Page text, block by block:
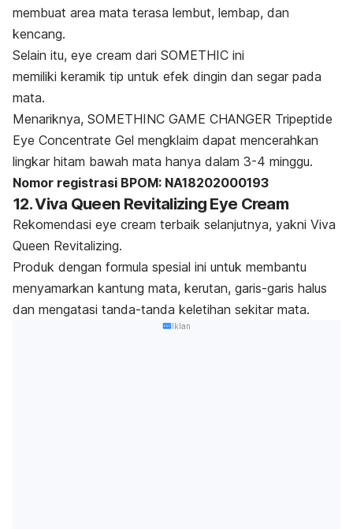
membuat area mata terasa lembut, lembap, dan
kencang.
Selain itu, eye cream dari SOMETHIC ini
memiliki keramik tip untuk efek dingin dan segar pada
mata.
Menariknya, SOMETHINC GAME CHANGER Tripeptide
Eye Concentrate Gel mengklaim dapat mencerahkan
lingkar hitam bawah mata hanya dalam 3-4 minggu.
Nomor registrasi BPOM: NA18202000193
12. Viva Queen Revitalizing Eye Cream
Rekomendasi eye cream terbaik selanjutnya, yakni Viva
Queen Revitalizing.
Produk dengan formula spesial ini untuk membantu
menyamarkan kantung mata, kerutan, garis-garis halus
dan mengatasi tanda-tanda keletihan sekitar mata.
Iklan